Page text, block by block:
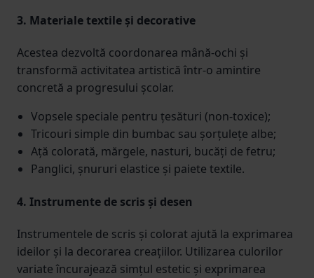
3. Materiale textile și decorative
Acestea dezvoltă coordonarea mână-ochi și
transformă activitatea artistică într-o amintire
concretă a progresului școlar.
Vopsele speciale pentru țesături (non-toxice);
Tricouri simple din bumbac sau șorțulețe albe;
Ață colorată, mărgele, nasturi, bucăți de fetru;
Panglici, șnururi elastice și paiete textile.
4. Instrumente de scris și desen
Instrumentele de scris și colorat ajută la exprimarea
ideilor și la decorarea creațiilor. Utilizarea culorilor
variate încurajează simțul estetic și exprimarea